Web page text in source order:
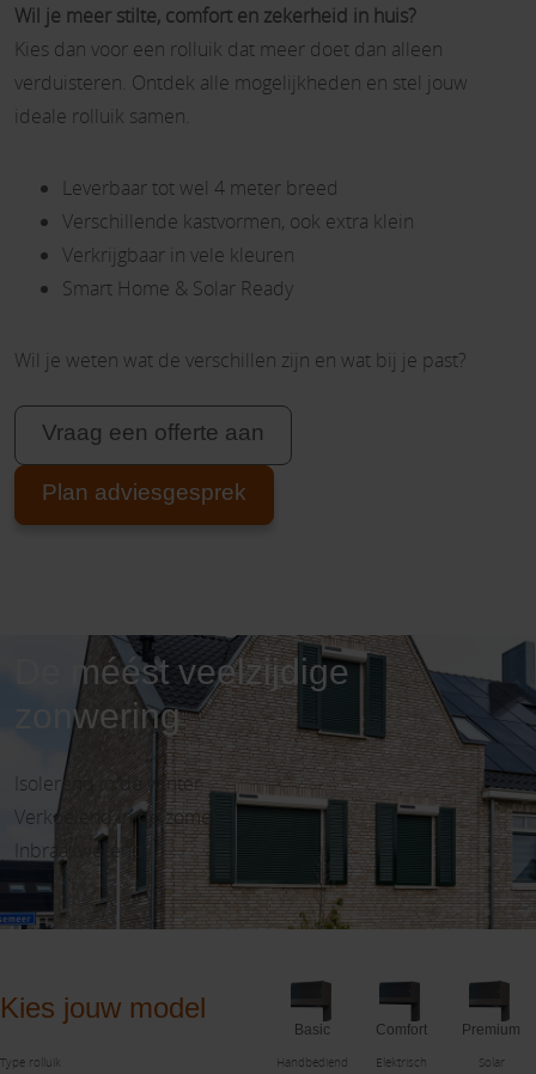
Wil je meer stilte, comfort en zekerheid in huis?
Kies dan voor een rolluik dat meer doet dan alleen
verduisteren. Ontdek alle mogelijkheden en stel jouw
ideale rolluik samen.
Leverbaar tot wel 4 meter breed
Verschillende kastvormen, ook extra klein
Verkrijgbaar in vele kleuren
Smart Home & Solar Ready
Wil je weten wat de verschillen zijn en wat bij je past?
Vraag een offerte aan
Plan adviesgesprek
De méést veelzijdige
zonwering
Isolerend in de winter
Verkoelend in de zomer
Inbraakwerend
Kies jouw model
Basic Comfort Premium
Type rolluik Handbediend Elektrisch Solar